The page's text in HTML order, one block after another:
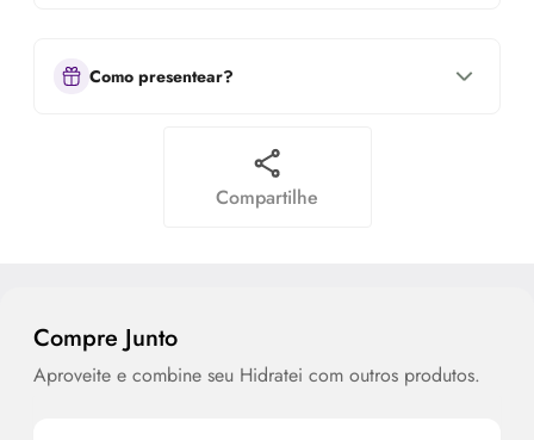
Como presentear?
Compartilhe
Compre Junto
Aproveite e combine seu Hidratei com outros produtos.